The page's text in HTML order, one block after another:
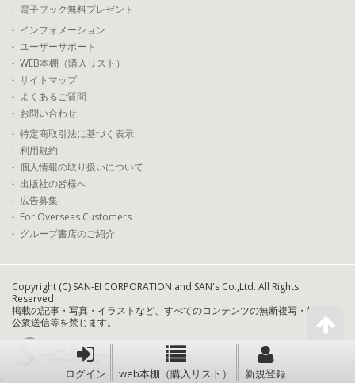
ログイン web本棚（購入リスト） 新規登録
電子ブック無料プレゼント
インフォメーション
ユーザーサポート
WEB本棚（購入リスト）
サイトマップ
よくあるご質問
お問い合わせ
特定商取引法に基づく表示
利用規約
個人情報の取り扱いについて
出版社の皆様へ
広告募集
For Overseas Customers
グループ書店のご紹介
Copyright (C) SAN-EI CORPORATION and SAN's Co.,Ltd. All Rights
Reserved.
掲載の記事・写真・イラストなど、すべてのコンテンツの無断複写・転載・
公衆送信等を禁じます。